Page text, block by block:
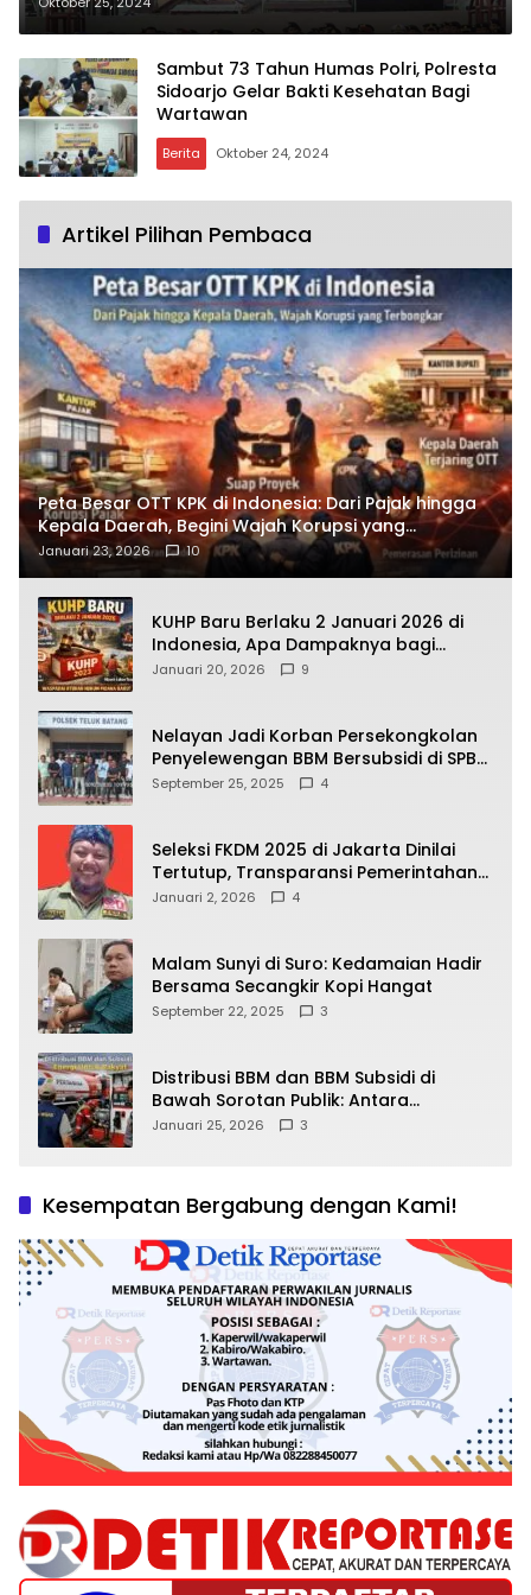
Sambut 73 Tahun Humas Polri, Polresta
Sidoarjo Gelar Bakti Kesehatan Bagi
Wartawan
Berita Oktober 24, 2024
Artikel Pilihan Pembaca
Peta Besar OTT KPK di Indonesia: Dari Pajak hingga
Kepala Daerah, Begini Wajah Korupsi yang
Terbongkar
Januari 23, 2026 10
KUHP Baru Berlaku 2 Januari 2026 di
Indonesia, Apa Dampaknya bagi
Kehidupan Warga? Ini Aturan Kunci
Januari 20, 2026 9
Nelayan Jadi Korban Persekongkolan
Penyelewengan BBM Bersubsidi di SPBU
64.78809 Teluk Batang
September 25, 2025 4
Seleksi FKDM 2025 di Jakarta Dinilai
Tertutup, Transparansi Pemerintahan
Pramono–Rano Dipertanyakan
Januari 2, 2026 4
Malam Sunyi di Suro: Kedamaian Hadir
Bersama Secangkir Kopi Hangat
September 22, 2025 3
Distribusi BBM dan BBM Subsidi di
Bawah Sorotan Publik: Antara
Kepentingan Negara, Hak Konsumen,
Januari 25, 2026 3
Kesempatan Bergabung dengan Kami!